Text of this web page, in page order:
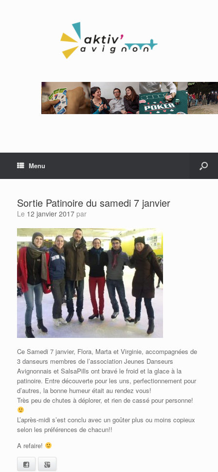
Menu
Sortie Patinoire du samedi 7 janvier
Le 12 janvier 2017 par
Ce Samedi 7 janvier, Flora, Marta et Virginie, accompagnées de
3 danseurs membres de l’association Jeunes Danseurs
Avignonnais et SalsaPills ont bravé le froid et la glace à la
patinoire. Entre découverte pour les uns, perfectionnement pour
d’autres, la bonne humeur était au rendez vous!
Très peu de chutes à déplorer, et rien de cassé pour personne!
L’après-midi s’est conclu avec un goûter plus ou moins copieux
selon les préférences de chacun!!
A refaire!
Facebook